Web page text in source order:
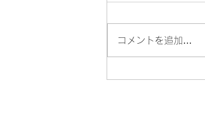
🏮『八王子まつ
コメントを追加…